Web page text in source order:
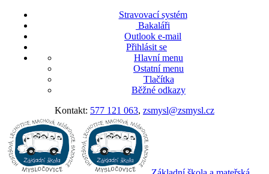
Stravovací systém
Bakaláři
Outlook e-mail
Přihlásit se
Hlavní menu
Ostatní menu
Tlačítka
Běžné odkazy
Kontakt: 577 121 063, zsmysl@zsmysl.cz